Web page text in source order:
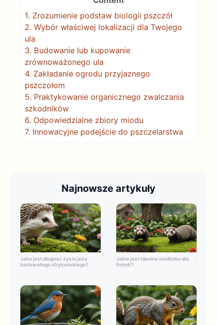
1. Zrozumienie podstaw biologii pszczół
2. Wybór właściwej lokalizacji dla Twojego
ula
3. Budowanie lub kupowanie
zrównoważonego ula
4. Zakładanie ogrodu przyjaznego
pszczołom
5. Praktykowanie organicznego zwalczania
szkodników
6. Odpowiedzialne zbiory miodu
7. Innowacyjne podejście do pszczelarstwa
Najnowsze artykuły
Jaka jest długość życia jeża
karłowatego afrykańskiego?
Jakie jest idealne siedlisko dla
fretek?